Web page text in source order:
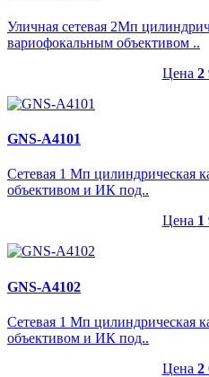
Уличная сетевая 2Мп
вариофокальным объективом ..
Цена 2
GNS-A4101
Cетевая 1 Мп цилиндрическая
объективом и ИК под..
Цена 1
GNS-A4102
Cетевая 1 Мп цилиндрическая
объективом и ИК под..
Цена 2